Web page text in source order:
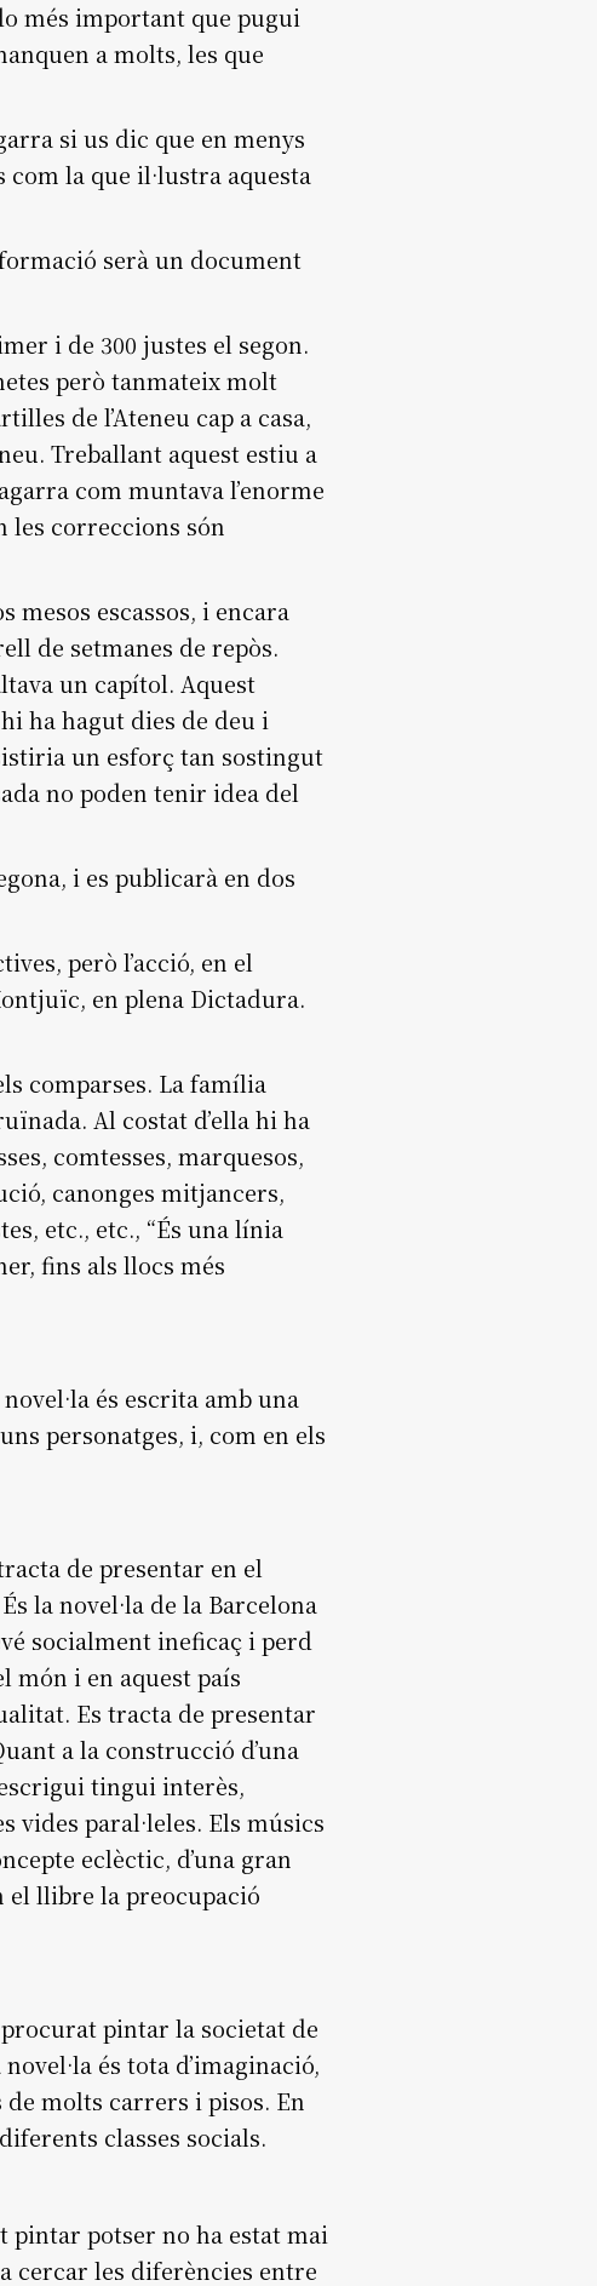
més important que pugui
a molts, les que
si us dic que en menys
la que il·lustra aquesta
serà un document
i de 300 justes el segon.
però tanmateix molt
de l’Ateneu cap a casa,
Treballant aquest estiu a
com muntava l’enorme
les correccions són
mesos escassos, i encara
de setmanes de repòs.
un capítol. Aquest
ha hagut dies de deu i
un esforç tan sostingut
no poden tenir idea del
i es publicarà en dos
però l’acció, en el
en plena Dictadura.
comparses. La família
Al costat d’ella hi ha
comtesses, marquesos,
canonges mitjancers,
etc., etc., “És una línia
fins als llocs més
és escrita amb una
personatges, i, com en els
de presentar en el
la novel·la de la Barcelona
socialment ineficaç i perd
món i en aquest país
Es tracta de presentar
a la construcció d’una
tingui interès,
paral·leles. Els músics
eclèctic, d’una gran
el llibre la preocupació
pintar la societat de
és tota d’imaginació,
de molts carrers i pisos. En
classes socials.
pintar potser no ha estat mai
cercar les diferències entre